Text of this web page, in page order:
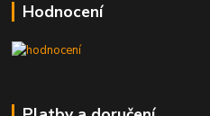
Hodnocení